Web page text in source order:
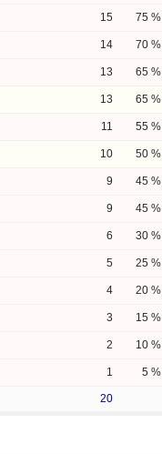
15 75 %
14 70 %
13 65 %
13 65 %
11 55 %
10 50 %
9 45 %
9 45 %
6 30 %
5 25 %
4 20 %
3 15 %
2 10 %
1 5 %
20